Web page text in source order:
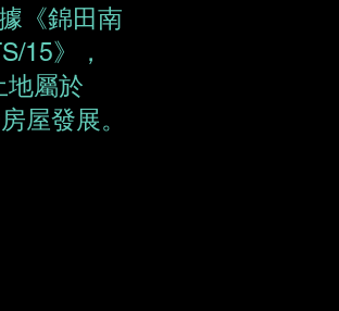
《錦田南
15》，
地屬於
屋發展。